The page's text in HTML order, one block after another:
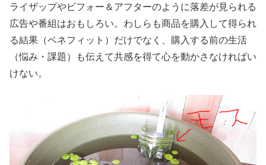
ライザップやビフォー＆アフターのように落差が見られる
広告や番組はおもしろい。わしらも商品を購入して得られ
る結果（ベネフィット）だけでなく、購入する前の生活
（悩み・課題）も伝えて共感を得て心を動かさなければい
けない。